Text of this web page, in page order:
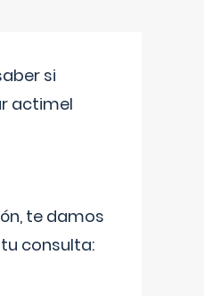
si
actimel
te damos
consulta: